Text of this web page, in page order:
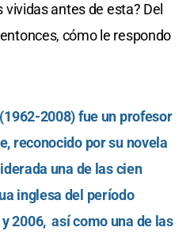
antes de esta? Del
cómo le respondo
2008) fue un profesor
​​reconocido por su novela
una de las cien
inglesa del período
2006, ​ así como una de las